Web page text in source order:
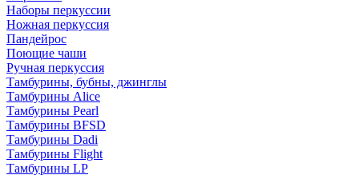
Наборы перкуссии
Ножная перкуссия
Пандейрос
Поющие чаши
Ручная перкуссия
Тамбурины, бубны, джинглы
Тамбурины Alice
Тамбурины Pearl
Тамбурины BFSD
Тамбурины Dadi
Тамбурины Flight
Тамбурины LP